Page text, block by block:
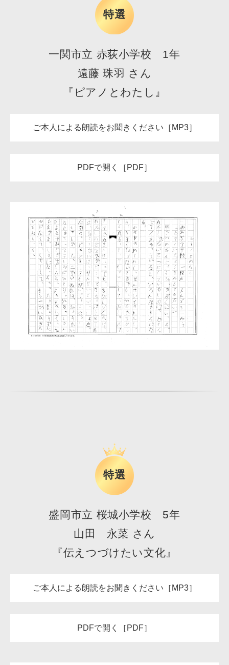
特選
一関市立 赤荻小学校 1年
遠藤 珠羽 さん
『ピアノとわたし』
ご本人による朗読をお聞きください［MP3］
PDFで開く［PDF］
特選
盛岡市立 桜城小学校 5年
山田 永菜 さん
『伝えつづけたい文化』
ご本人による朗読をお聞きください［MP3］
PDFで開く［PDF］